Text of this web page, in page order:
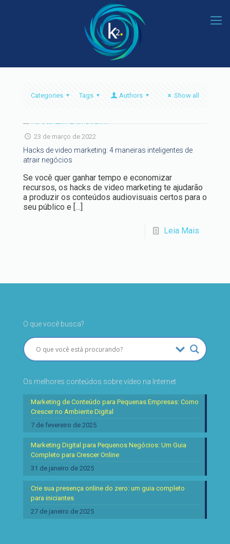
Categories Tags Authors Show all
23 de março de 2022
Hacks de video marketing: 4 maneiras inteligentes de
atrair negócios
Se você quer ganhar tempo e economizar
recursos, os hacks de video marketing te ajudarão
a produzir os conteúdos audiovisuais certos para o
seu público e […]
Leia Mais
O que você busca?
Os melhores conteúdos sobre vídeo na Internet
Marketing de Conteúdo para Pequenas Empresas: Como
Crescer no Ambiente Digital
7 de fevereiro de 2025
Marketing Digital para Pequenos Negócios: Um Guia
Completo para Crescer Online
31 de janeiro de 2025
Crie sua presença online do zero: um guia completo
para iniciantes
27 de janeiro de 2025